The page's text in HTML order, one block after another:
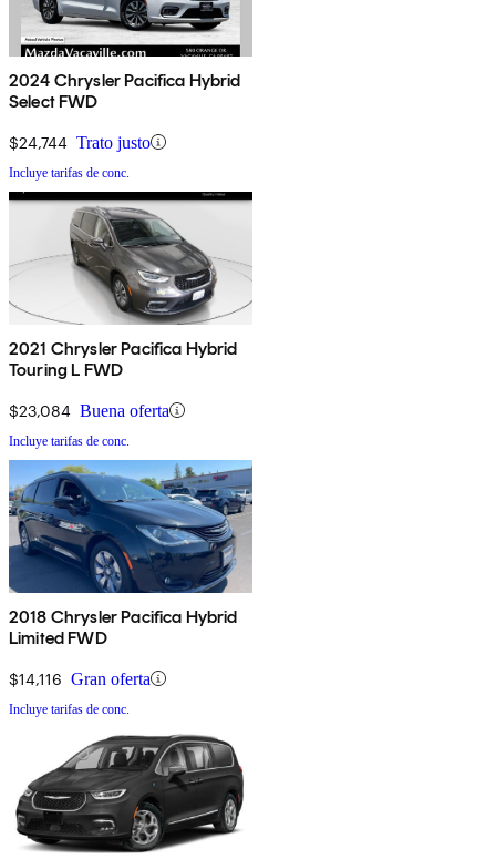
2024 Chrysler Pacifica Hybrid
Select FWD
$24,744 Trato justo
Incluye tarifas de conc.
2021 Chrysler Pacifica Hybrid
Touring L FWD
$23,084 Buena oferta
Incluye tarifas de conc.
2018 Chrysler Pacifica Hybrid
Limited FWD
$14,116 Gran oferta
Incluye tarifas de conc.